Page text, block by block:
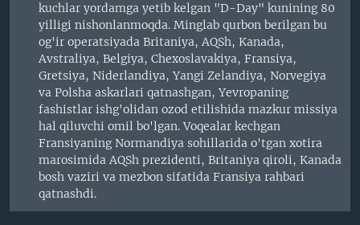
kuchlar yordamga yetib kelgan "D-Day" kunining 80
yilligi nishonlanmoqda. Minglab qurbon berilgan bu
og'ir operatsiyada Britaniya, AQSh, Kanada,
Avstraliya, Belgiya, Chexoslavakiya, Fransiya,
Gretsiya, Niderlandiya, Yangi Zelandiya, Norvegiya
va Polsha askarlari qatnashgan, Yevropaning
fashistlar ishg'olidan ozod etilishida mazkur missiya
hal qiluvchi omil bo'lgan. Voqealar kechgan
Fransiyaning Normandiya sohillarida o'tgan xotira
marosimida AQSh prezidenti, Britaniya qiroli, Kanada
bosh vaziri va mezbon sifatida Fransiya rahbari
qatnashdi.